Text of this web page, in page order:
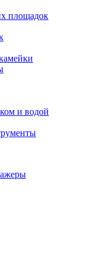
площадок
и водой